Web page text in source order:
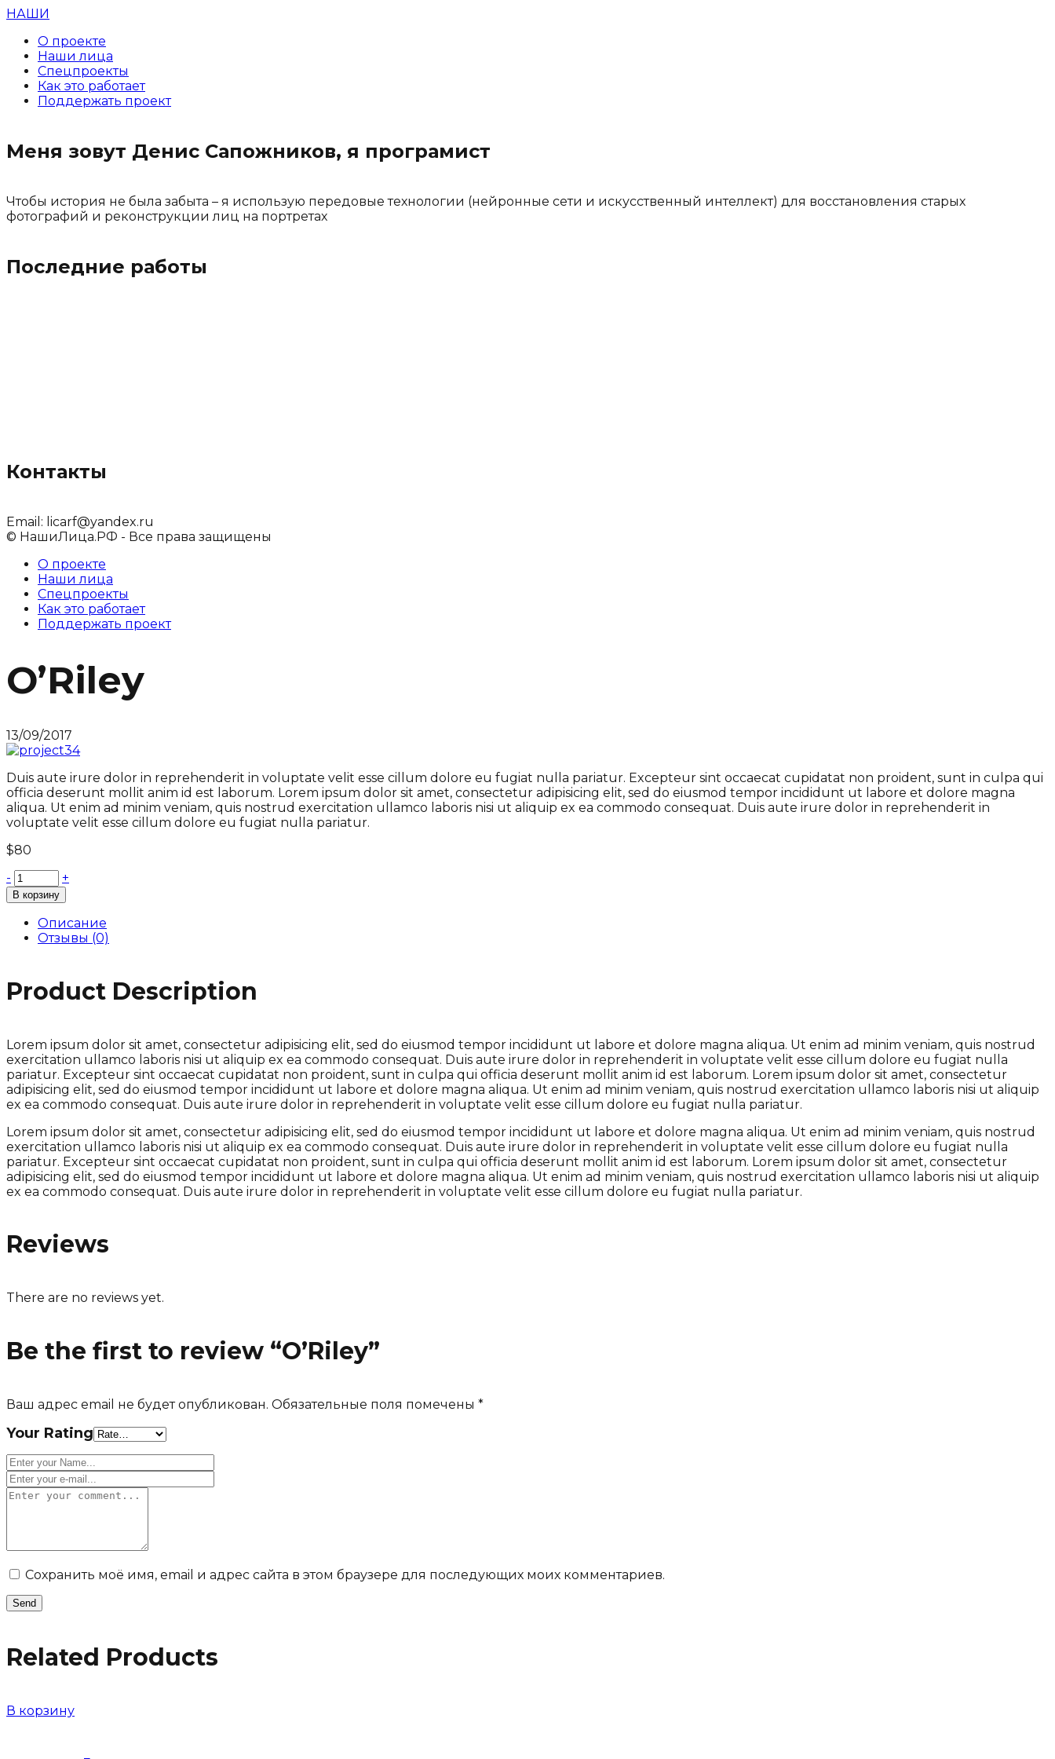
НАШИ
О проекте
Наши лица
Спецпроекты
Как это работает
Поддержать проект
Меня зовут Денис Сапожников, я програмист
Чтобы история не была забыта – я использую передовые технологии (нейронные сети и искусственный интеллект) для восстановления старых
фотографий и реконструкции лиц на портретах
Последние работы
Контакты
Email: licarf@yandex.ru
© НашиЛица.РФ - Все права защищены
О проекте
Наши лица
Спецпроекты
Как это работает
Поддержать проект
O’Riley
13/09/2017
Duis aute irure dolor in reprehenderit in voluptate velit esse cillum dolore eu fugiat nulla pariatur. Excepteur sint occaecat cupidatat non proident, sunt in culpa qui
officia deserunt mollit anim id est laborum. Lorem ipsum dolor sit amet, consectetur adipisicing elit, sed do eiusmod tempor incididunt ut labore et dolore magna
aliqua. Ut enim ad minim veniam, quis nostrud exercitation ullamco laboris nisi ut aliquip ex ea commodo consequat. Duis aute irure dolor in reprehenderit in
voluptate velit esse cillum dolore eu fugiat nulla pariatur.
$80
-
+
В корзину
Описание
Отзывы (0)
Product Description
Lorem ipsum dolor sit amet, consectetur adipisicing elit, sed do eiusmod tempor incididunt ut labore et dolore magna aliqua. Ut enim ad minim veniam, quis nostrud
exercitation ullamco laboris nisi ut aliquip ex ea commodo consequat. Duis aute irure dolor in reprehenderit in voluptate velit esse cillum dolore eu fugiat nulla
pariatur. Excepteur sint occaecat cupidatat non proident, sunt in culpa qui officia deserunt mollit anim id est laborum. Lorem ipsum dolor sit amet, consectetur
adipisicing elit, sed do eiusmod tempor incididunt ut labore et dolore magna aliqua. Ut enim ad minim veniam, quis nostrud exercitation ullamco laboris nisi ut aliquip
ex ea commodo consequat. Duis aute irure dolor in reprehenderit in voluptate velit esse cillum dolore eu fugiat nulla pariatur.
Lorem ipsum dolor sit amet, consectetur adipisicing elit, sed do eiusmod tempor incididunt ut labore et dolore magna aliqua. Ut enim ad minim veniam, quis nostrud
exercitation ullamco laboris nisi ut aliquip ex ea commodo consequat. Duis aute irure dolor in reprehenderit in voluptate velit esse cillum dolore eu fugiat nulla
pariatur. Excepteur sint occaecat cupidatat non proident, sunt in culpa qui officia deserunt mollit anim id est laborum. Lorem ipsum dolor sit amet, consectetur
adipisicing elit, sed do eiusmod tempor incididunt ut labore et dolore magna aliqua. Ut enim ad minim veniam, quis nostrud exercitation ullamco laboris nisi ut aliquip
ex ea commodo consequat. Duis aute irure dolor in reprehenderit in voluptate velit esse cillum dolore eu fugiat nulla pariatur.
Reviews
There are no reviews yet.
Be the first to review “O’Riley”
Ваш адрес email не будет опубликован. Обязательные поля помечены *
Your Rating
Сохранить моё имя, email и адрес сайта в этом браузере для последующих моих комментариев.
Related Products
В корзину